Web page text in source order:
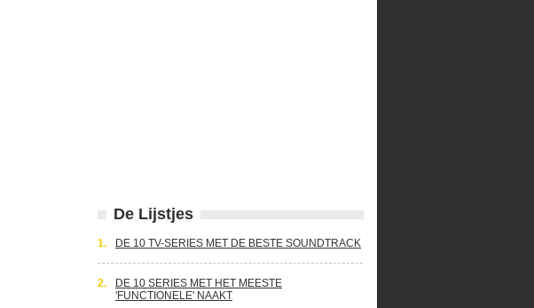
De Lijstjes
1. DE 10 TV-SERIES MET DE BESTE SOUNDTRACK
2.
DE 10 SERIES MET HET MEESTE
'FUNCTIONELE' NAAKT